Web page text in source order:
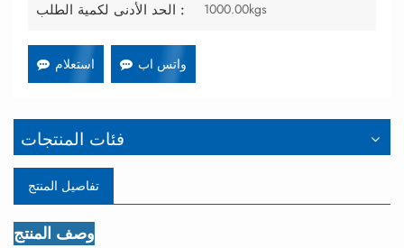
الحد الأدنى لكمية الطلب : 1000.00kgs
استعلام واتس اب
فئات المنتجات
تفاصيل المنتج
وصف المنتج